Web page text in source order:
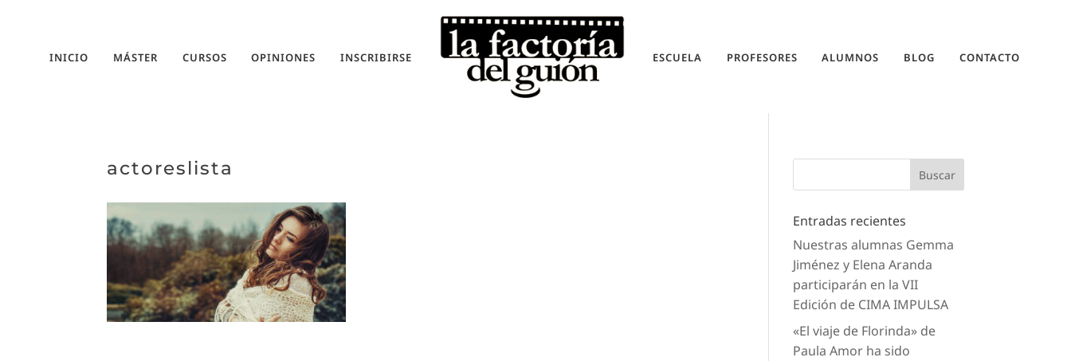
INICIO MÁSTER CURSOS OPINIONES INSCRIBIRSE ESCUELA PROFESORES ALUMNOS BLOG CONTACTO
actoreslista
Entradas recientes
Nuestras alumnas Gemma
Jiménez y Elena Aranda
participarán en la VII
Edición de CIMA IMPULSA
«El viaje de Florinda» de
Paula Amor ha sido